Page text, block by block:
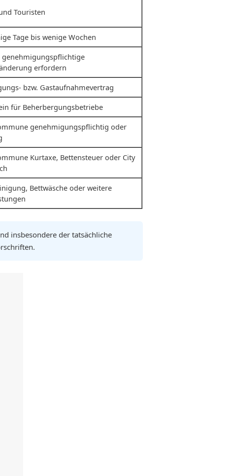
Touristen
Tage bis wenige Wochen
genehmigungspflichtige
erfordern
bzw. Gastaufnahmevertrag
für Beherbergungsbetriebe
genehmigungspflichtig oder
Kurtaxe, Bettensteuer oder City
Bettwäsche oder weitere
insbesondere der tatsächliche